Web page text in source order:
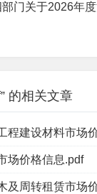
2026年度河北省二级
的相关文章
程建设材料市场
场价格信息.pdf
及周转租赁市场